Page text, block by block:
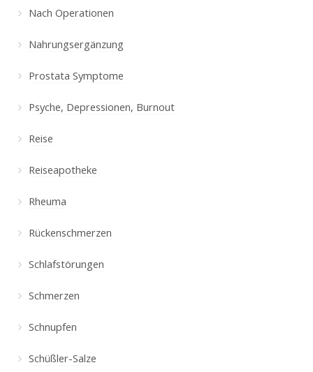
Nach Operationen
Nahrungsergänzung
Prostata Symptome
Psyche, Depressionen, Burnout
Reise
Reiseapotheke
Rheuma
Rückenschmerzen
Schlafstörungen
Schmerzen
Schnupfen
Schüßler-Salze